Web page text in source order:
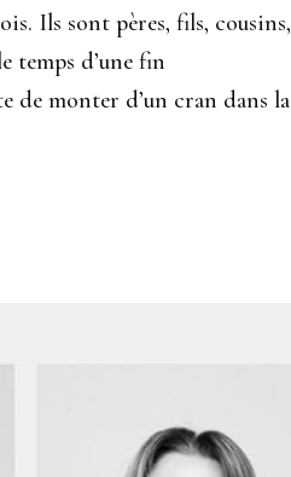
Ils sont pères, fils, cousins,
temps d’une fin
de monter d’un cran dans la